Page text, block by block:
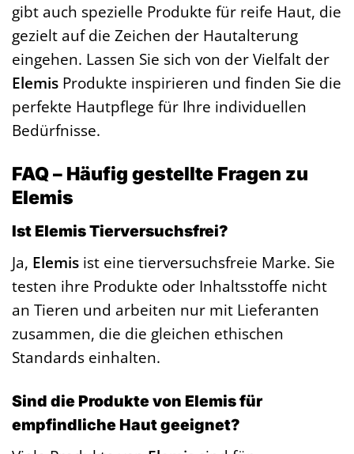
gibt auch spezielle Produkte für reife Haut, die
gezielt auf die Zeichen der Hautalterung
eingehen. Lassen Sie sich von der Vielfalt der
Elemis Produkte inspirieren und finden Sie die
perfekte Hautpflege für Ihre individuellen
Bedürfnisse.
FAQ – Häufig gestellte Fragen zu
Elemis
Ist Elemis Tierversuchsfrei?
Ja, Elemis ist eine tierversuchsfreie Marke. Sie
testen ihre Produkte oder Inhaltsstoffe nicht
an Tieren und arbeiten nur mit Lieferanten
zusammen, die die gleichen ethischen
Standards einhalten.
Sind die Produkte von Elemis für
empfindliche Haut geeignet?